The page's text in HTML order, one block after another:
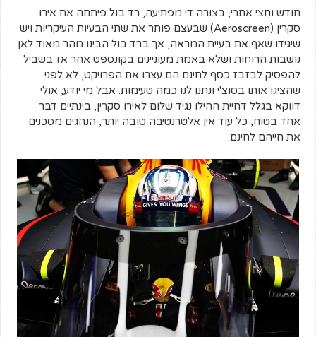
חודש וחצי אחרי, בצורה די מפתיעה, רד בול פיתחה את אירו
סקרין (Aeroscreen) שבעצם פותר את שתי הבעיות העיקריות ויש
שיגידו שאף את בעיית המראה, אך ברד בול הבינו מהר מאוד לאן
נושבות הרוחות ושלא באמת מעוניינים בקונספט אחר אז בשביל
להפסיק לבזבז כסף לחינם הם עצרו את הפרויקט, לא לפני
שהציגו אותו בסוצ'י ונתנו לנו כמה טעימות. אבל מי יודע, אולי
דווקא בגלל דחיית ההילו נגיד שלום לאירו סקרין, בינתיים דבר
אחד בטוח, כל עוד אין אלטרנטיבה טובה יותר, הנהגים מסכנים
את חייהם לחינם.